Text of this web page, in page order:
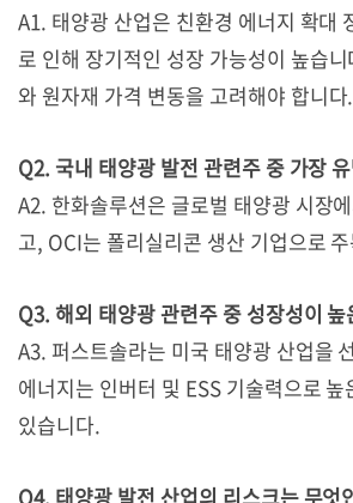
A1. 태양광 산업은 친환경 에너지 확대
로 인해 장기적인 성장 가능성이 높습
와 원자재 가격 변동을 고려해야 합니다.
Q2. 국내 태양광 발전 관련주 중 가장
A2. 한화솔루션은 글로벌 태양광 시장
고, OCI는 폴리실리콘 생산 기업으로
Q3. 해외 태양광 관련주 중 성장성이 높
A3. 퍼스트솔라는 미국 태양광 산업을
에너지는 인버터 및 ESS 기술력으로
있습니다.
Q4. 태양광 발전 산업의 리스크는 무엇